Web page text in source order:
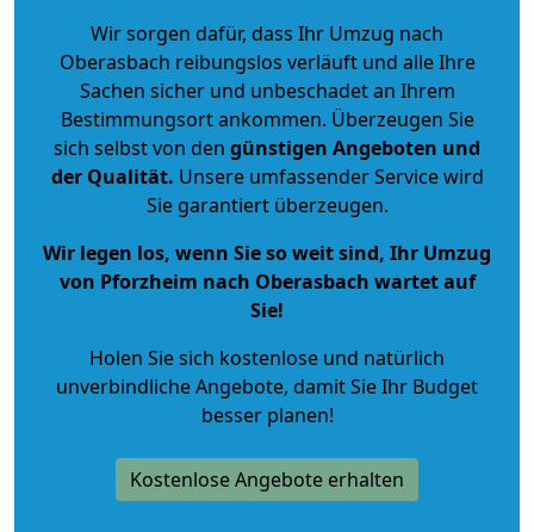
Wir sorgen dafür, dass Ihr Umzug nach
Oberasbach reibungslos verläuft und alle Ihre
Sachen sicher und unbeschadet an Ihrem
Bestimmungsort ankommen. Überzeugen Sie
sich selbst von den günstigen Angeboten und
der Qualität. Unsere umfassender Service wird
Sie garantiert überzeugen.
Wir legen los, wenn Sie so weit sind, Ihr Umzug
von Pforzheim nach Oberasbach wartet auf
Sie!
Holen Sie sich kostenlose und natürlich
unverbindliche Angebote, damit Sie Ihr Budget
besser planen!
Kostenlose Angebote erhalten